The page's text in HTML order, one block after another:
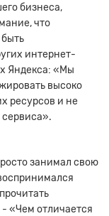
бизнеса,
что
интернет-
Яндекса: «Мы
высоко
ресурсов и не
занимал свою
«Чем отличается